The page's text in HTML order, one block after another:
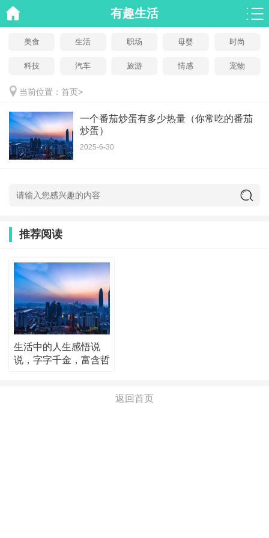
有趣生活
美食 生活 职场 母婴 时尚
科技 汽车 旅游 情感 宠物
当前位置： 首页>
一个番茄炒蛋有多少热量（你常吃的番茄
炒蛋）
2025-6-30
推荐阅读
生活中的人生感悟说
说，字字千金，富含哲
返回首页